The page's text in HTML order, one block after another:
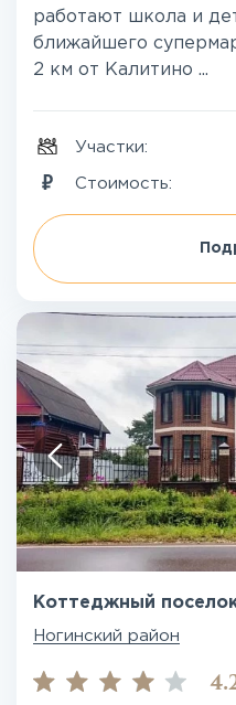
работают школа и
ближайшего
2 км от Калитино ...
Участки:
Стоимость:
Коттеджный
Ногинский район